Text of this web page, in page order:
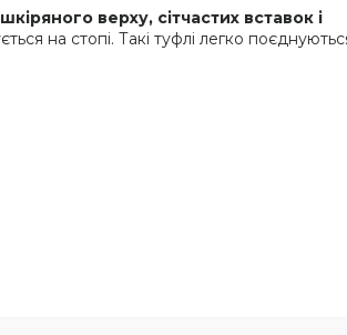
верху, сітчастих вставок і
на стопі. Такі туфлі легко